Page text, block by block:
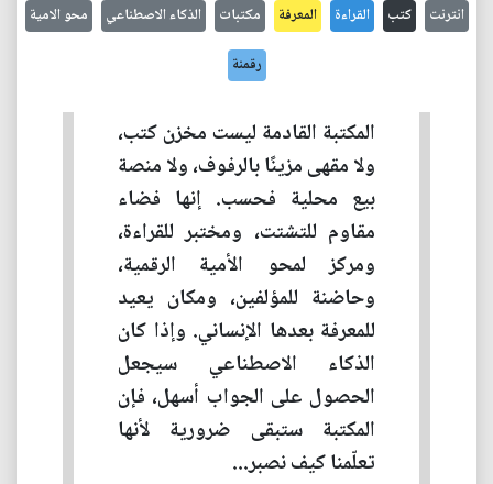
انترنت كتب القراءة المعرفة مكتبات الذكاء الاصطناعي محو الامية
رقمنة
المكتبة القادمة ليست مخزن كتب،
ولا مقهى مزينًا بالرفوف، ولا منصة
بيع محلية فحسب. إنها فضاء
مقاوم للتشتت، ومختبر للقراءة،
ومركز لمحو الأمية الرقمية،
وحاضنة للمؤلفين، ومكان يعيد
للمعرفة بعدها الإنساني. وإذا كان
الذكاء الاصطناعي سيجعل
الحصول على الجواب أسهل، فإن
المكتبة ستبقى ضرورية لأنها
تعلّمنا كيف نصبر...